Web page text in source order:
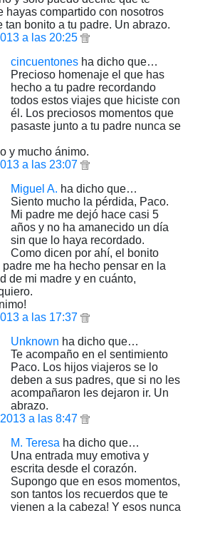
hayas compartido con nosotros
tan bonito a tu padre. Un abrazo.
a las 20:25
cincuentones ha dicho que…
Precioso homenaje el que has
hecho a tu padre recordando
todos estos viajes que hiciste con
él. Los preciosos momentos que
pasaste junto a tu padre nunca se
y mucho ánimo.
a las 23:07
Miguel A. ha dicho que…
Siento mucho la pérdida, Paco.
Mi padre me dejó hace casi 5
años y no ha amanecido un día
sin que lo haya recordado.
Como dicen por ahí, el bonito
padre me ha hecho pensar en la
de mi madre y en cuánto,
a las 17:37
Unknown ha dicho que…
Te acompaño en el sentimiento
Paco. Los hijos viajeros se lo
deben a sus padres, que si no les
acompañaron les dejaron ir. Un
abrazo.
a las 8:47
M. Teresa ha dicho que…
Una entrada muy emotiva y
escrita desde el corazón.
Supongo que en esos momentos,
son tantos los recuerdos que te
vienen a la cabeza! Y esos nunca